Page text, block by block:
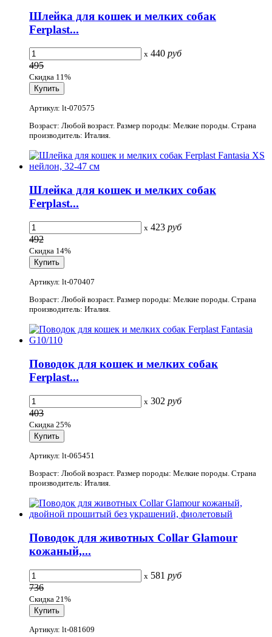
Шлейка для кошек и мелких собак
Ferplast...
x 440 руб
495
Скидка 11%
Артикул: lt-070575
Возраст: Любой возраст. Размер породы: Мелкие породы. Страна
производитель: Италия.
Шлейка для кошек и мелких собак
Ferplast...
x 423 руб
492
Скидка 14%
Артикул: lt-070407
Возраст: Любой возраст. Размер породы: Мелкие породы. Страна
производитель: Италия.
Поводок для кошек и мелких собак
Ferplast...
x 302 руб
403
Скидка 25%
Артикул: lt-065451
Возраст: Любой возраст. Размер породы: Мелкие породы. Страна
производитель: Италия.
Поводок для животных Collar Glamour
кожаный,...
x 581 руб
736
Скидка 21%
Артикул: lt-081609